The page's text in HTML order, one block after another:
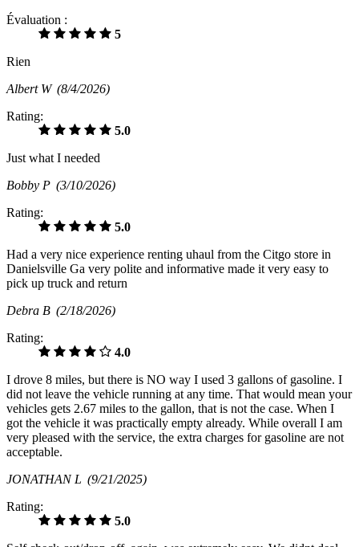
Évaluation :
5
Rien
Albert W (8/4/2026)
Rating:
5.0
Just what I needed
Bobby P (3/10/2026)
Rating:
5.0
Had a very nice experience renting uhaul from the Citgo store in
Danielsville Ga very polite and informative made it very easy to
pick up truck and return
Debra B (2/18/2026)
Rating:
4.0
I drove 8 miles, but there is NO way I used 3 gallons of gasoline. I
did not leave the vehicle running at any time. That would mean your
vehicles gets 2.67 miles to the gallon, that is not the case. When I
got the vehicle it was practically empty already. While overall I am
very pleased with the service, the extra charges for gasoline are not
acceptable.
JONATHAN L (9/21/2025)
Rating:
5.0